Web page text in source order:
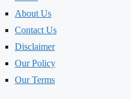
About Us
Contact Us
Disclaimer
Our Policy
Our Terms